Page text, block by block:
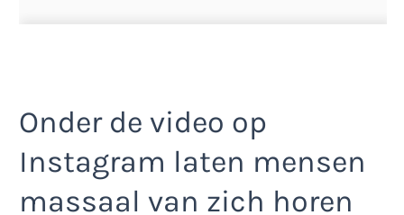
Onder de video op
Instagram laten mensen
massaal van zich horen